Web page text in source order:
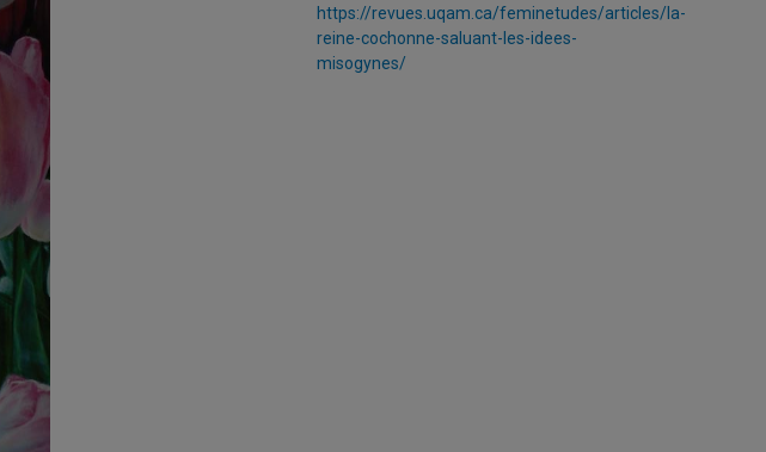
https://revues.uqam.ca/feminetudes/articles/la-
reine-cochonne-saluant-les-idees-
misogynes/